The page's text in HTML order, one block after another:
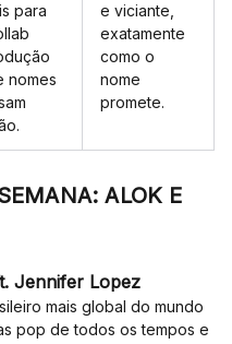
para
nomes
e viciante,
exatamente
como o
nome
promete.
ALOK E
Jennifer Lopez
mais global do mundo
pop de todos os tempos e